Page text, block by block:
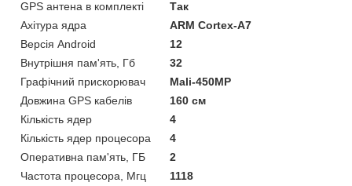
GPS антена в комплекті
Так
Ахітура ядра
ARM Cortex-A7
Версія Android
12
Внутрішня пам'ять, Гб
32
Графічний прискорювач
Mali-450MP
Довжина GPS кабелів
160 см
Кількість ядер
4
Кількість ядер процесора
4
Оперативна пам'ять, ГБ
2
Частота процесора, Мгц
1118